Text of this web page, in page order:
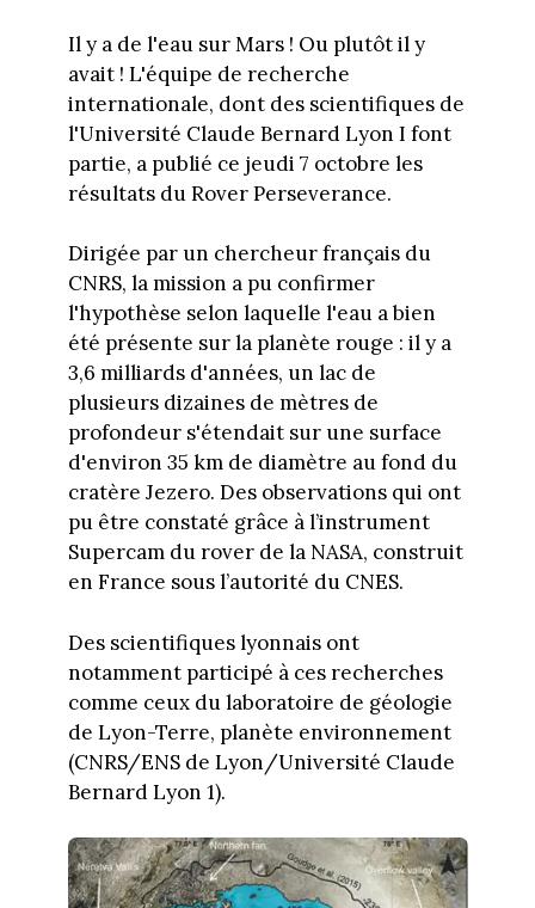
Il y a de l'eau sur Mars ! Ou plutôt il y
avait ! L'équipe de recherche
internationale, dont des scientifiques de
l'Université Claude Bernard Lyon I font
partie, a publié ce jeudi 7 octobre les
résultats du Rover Perseverance.
Dirigée par un chercheur français du
CNRS, la mission a pu confirmer
l'hypothèse selon laquelle l'eau a bien
été présente sur la planète rouge : il y a
3,6 milliards d'années, un lac de
plusieurs dizaines de mètres de
profondeur s'étendait sur une surface
d'environ 35 km de diamètre au fond du
cratère Jezero. Des observations qui ont
pu être constaté grâce à l’instrument
Supercam du rover de la NASA, construit
en France sous l’autorité du CNES.
Des scientifiques lyonnais ont
notamment participé à ces recherches
comme ceux du laboratoire de géologie
de Lyon-Terre, planète environnement
(CNRS/ENS de Lyon/Université Claude
Bernard Lyon 1).